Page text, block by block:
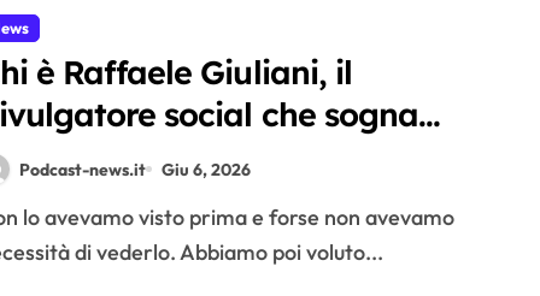
è Raffaele Giuliani, il
social che sogna
e predica l’ordinarietà
Podcast-news.it Giu 6, 2026
di vederlo. Abbiamo poi voluto...